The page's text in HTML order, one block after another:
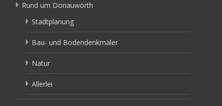
Rund um Donauwörth
Stadtplanung
Bau- und Bodendenkmäler
Natur
Allerlei